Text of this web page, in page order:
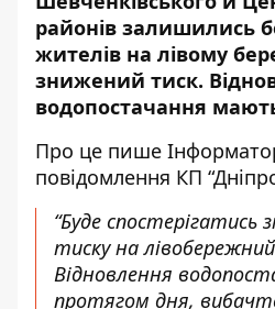
районів залишились
жителів на лівому
знижений тиск.
водопостачання
Про це пише
повідомлення КП
“Буде спостерігатись
тиску на
Відновлення
протягом дня,